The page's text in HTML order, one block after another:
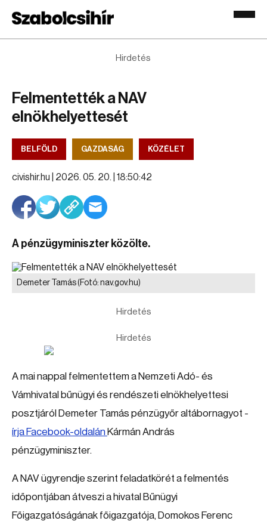
Hirdetés
Felmentették a NAV
elnökhelyettesét
BELFÖLD GAZDASÁG KÖZÉLET
civishir.hu | 2026. 05. 20. | 18:50:42
A pénzügyminiszter közölte.
Demeter Tamás(Fotó: nav.gov.hu)
Hirdetés
Hirdetés
A mai nappal felmentettem a Nemzeti Adó- és
Vámhivatal bűnügyi és rendészeti elnökhelyettesi
posztjáról Demeter Tamás pénzügyőr altábornagyot -
írja Facebook-oldalán Kármán András
pénzügyminiszter.
A NAV ügyrendje szerint feladatkörét a felmentés
időpontjában átveszi a hivatal Bűnügyi
Főigazgatóságának főigazgatója, Domokos Ferenc